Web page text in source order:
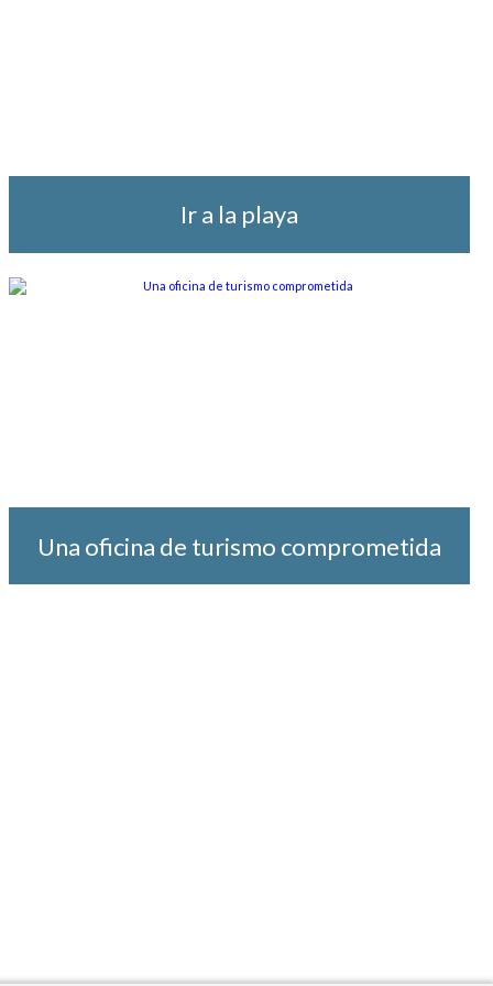
Ir a la playa
Una oficina de turismo comprometida